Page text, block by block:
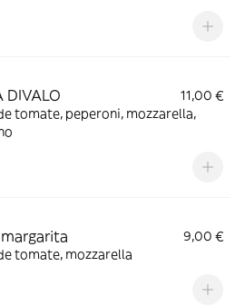
DIVALO
11,00 €
tomate, peperoni, mozzarella,
9,00 €
tomate, mozzarella